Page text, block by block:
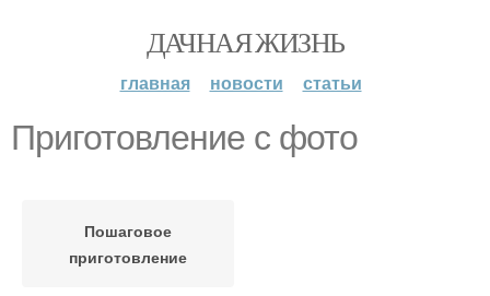
ДАЧНАЯ ЖИЗНЬ
главная новости статьи
Приготовление с фото
Пошаговое
приготовление